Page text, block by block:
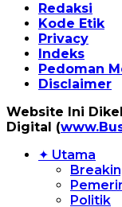
Redaksi
Kode Etik
Privacy
Indeks
Pedoman
Disclaimer
Website Ini
Digital (
✦ Utama
Politik